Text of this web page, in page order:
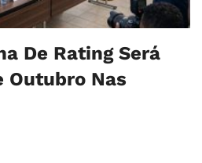
De Rating Será
Outubro Nas